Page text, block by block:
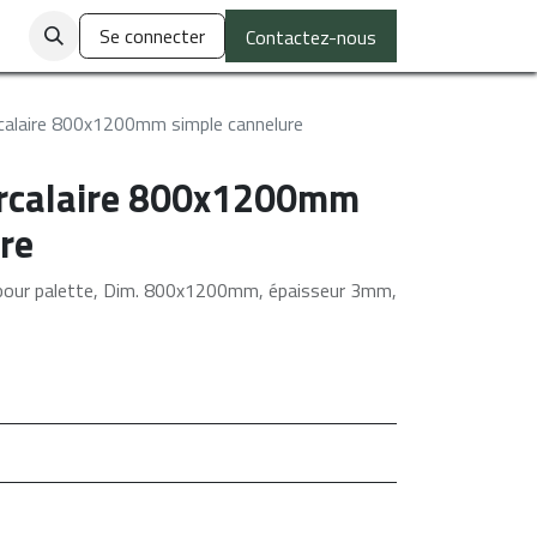
nous Se connecter Contactez-nous
800x1200mm simple cannelure
800x1200mm
palette, Dim. 800x1200mm, épaisseur 3mm,